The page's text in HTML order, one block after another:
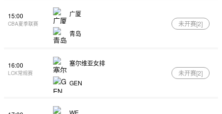
15:00
CBA夏季联赛
广厦
青岛
未开赛[2]
16:00
LCK常规赛
塞尔维亚女排
GEN
未开赛[2]
WE